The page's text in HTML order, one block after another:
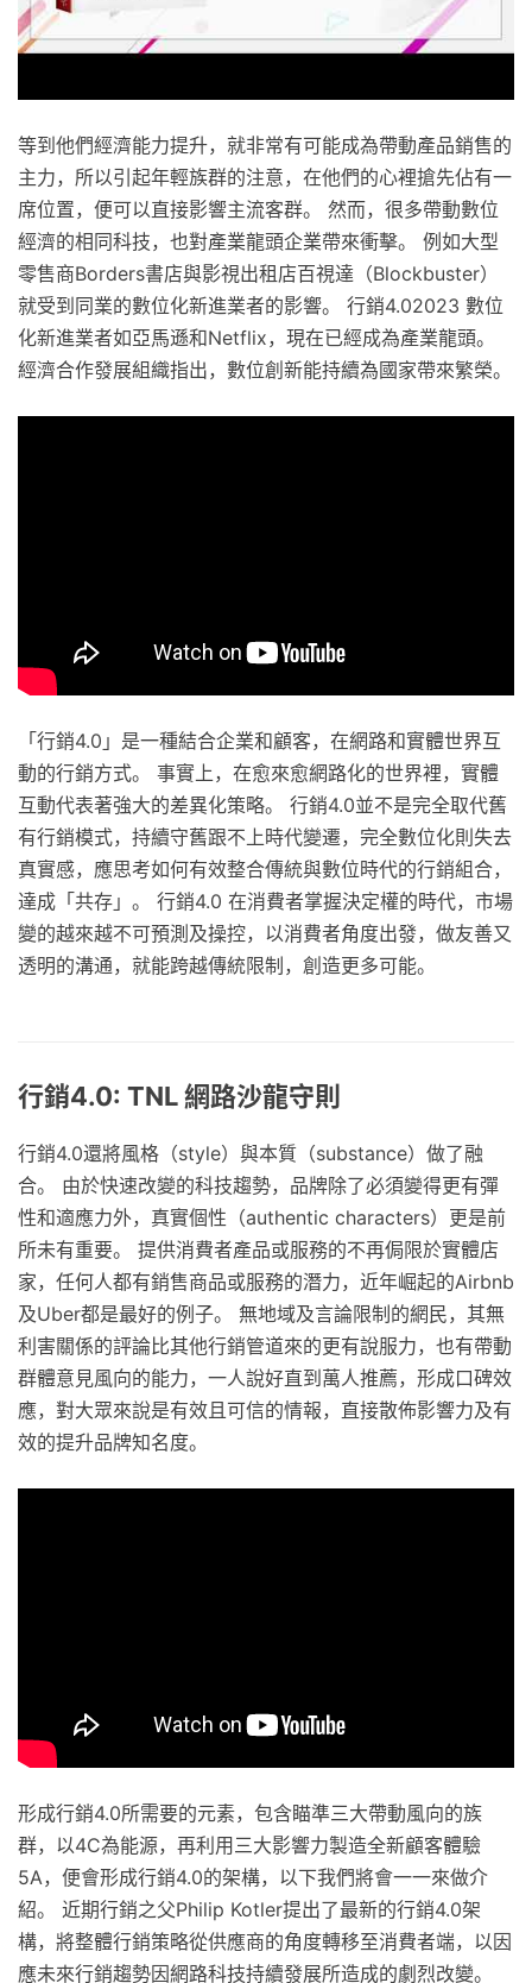
等到他們經濟能力提升，就非常有可能成為帶動產品銷售的
主力，所以引起年輕族群的注意，在他們的心裡搶先佔有一
席位置，便可以直接影響主流客群。 然而，很多帶動數位
經濟的相同科技，也對產業龍頭企業帶來衝擊。 例如大型
零售商Borders書店與影視出租店百視達（Blockbuster）
就受到同業的數位化新進業者的影響。 行銷4.02023 數位
化新進業者如亞馬遜和Netflix，現在已經成為產業龍頭。
經濟合作發展組織指出，數位創新能持續為國家帶來繁榮。
「行銷4.0」是一種結合企業和顧客，在網路和實體世界互
動的行銷方式。 事實上，在愈來愈網路化的世界裡，實體
互動代表著強大的差異化策略。 行銷4.0並不是完全取代舊
有行銷模式，持續守舊跟不上時代變遷，完全數位化則失去
真實感，應思考如何有效整合傳統與數位時代的行銷組合，
達成「共存」。 行銷4.0 在消費者掌握決定權的時代，市場
變的越來越不可預測及操控，以消費者角度出發，做友善又
透明的溝通，就能跨越傳統限制，創造更多可能。
行銷4.0: TNL 網路沙龍守則
行銷4.0還將風格（style）與本質（substance）做了融
合。 由於快速改變的科技趨勢，品牌除了必須變得更有彈
性和適應力外，真實個性（authentic characters）更是前
所未有重要。 提供消費者產品或服務的不再侷限於實體店
家，任何人都有銷售商品或服務的潛力，近年崛起的Airbnb
及Uber都是最好的例子。 無地域及言論限制的網民，其無
利害關係的評論比其他行銷管道來的更有說服力，也有帶動
群體意見風向的能力，一人說好直到萬人推薦，形成口碑效
應，對大眾來說是有效且可信的情報，直接散佈影響力及有
效的提升品牌知名度。
形成行銷4.0所需要的元素，包含瞄準三大帶動風向的族
群，以4C為能源，再利用三大影響力製造全新顧客體驗
5A，便會形成行銷4.0的架構，以下我們將會一一來做介
紹。 近期行銷之父Philip Kotler提出了最新的行銷4.0架
構，將整體行銷策略從供應商的角度轉移至消費者端，以因
應未來行銷趨勢因網路科技持續發展所造成的劇烈改變。